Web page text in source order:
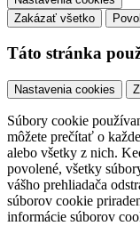
Zakázať všetko
Táto stránka
Nastavenia cookies
Súbory cookie
môžete prečítať o
alebo všetky z nich.
povolené, všetky
vášho prehliadača
súborov cookie
informácie súborov